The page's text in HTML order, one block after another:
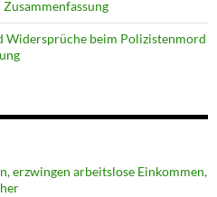
Widersprüche beim Polizistenmord
erzwingen arbeitslose Einkommen,